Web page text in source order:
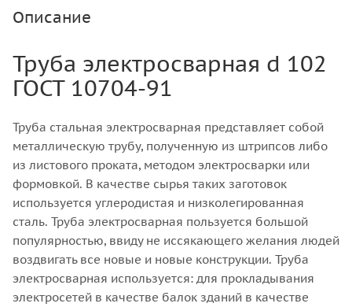
Описание
Труба электросварная d 102
ГОСТ 10704-91
Труба стальная электросварная представляет собой
металлическую трубу, полученную из штрипсов либо
из листового проката, методом электросварки или
формовкой. В качестве сырья таких заготовок
используется углеродистая и низколегированная
сталь. Труба электросварная пользуется большой
популярностью, ввиду не иссякающего желания людей
воздвигать все новые и новые конструкции. Труба
электросварная используется: для прокладывания
электросетей в качестве балок зданий в качестве